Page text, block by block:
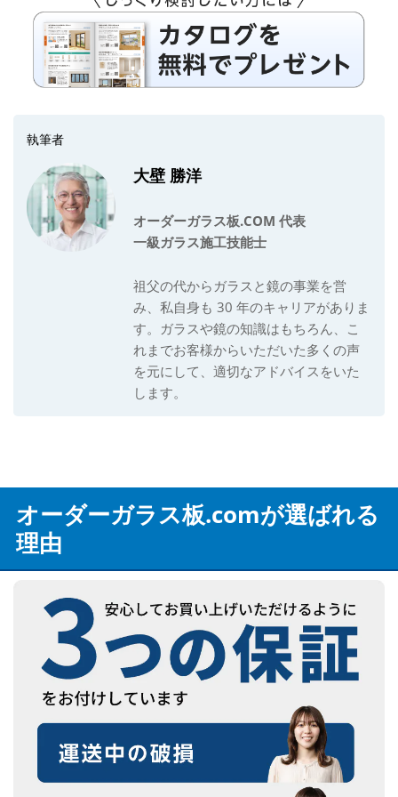
執筆者
大壁 勝洋
オーダーガラス板.COM 代表
一級ガラス施工技能士
祖父の代からガラスと鏡の事業を営
み、私自身も 30 年のキャリアがありま
す。ガラスや鏡の知識はもちろん、こ
れまでお客様からいただいた多くの声
を元にして、適切なアドバイスをいた
します。
オーダーガラス板.comが選ばれる
理由